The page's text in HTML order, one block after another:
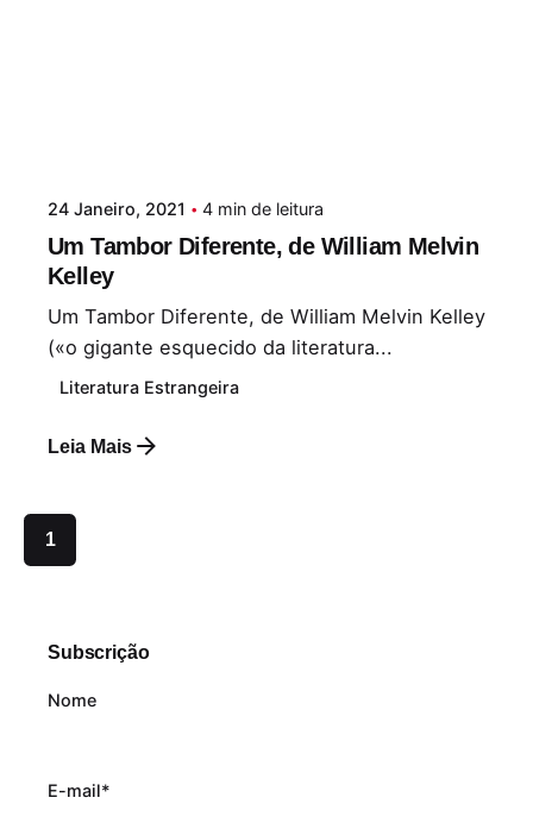
24 Janeiro, 2021 4 min de leitura
Um Tambor Diferente, de William Melvin
Kelley
Um Tambor Diferente, de William Melvin Kelley
(«o gigante esquecido da literatura...
Literatura Estrangeira
Leia Mais
1
Subscrição
Nome
E-mail*